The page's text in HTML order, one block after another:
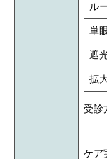
ル
単
遮
拡
受診
ケア